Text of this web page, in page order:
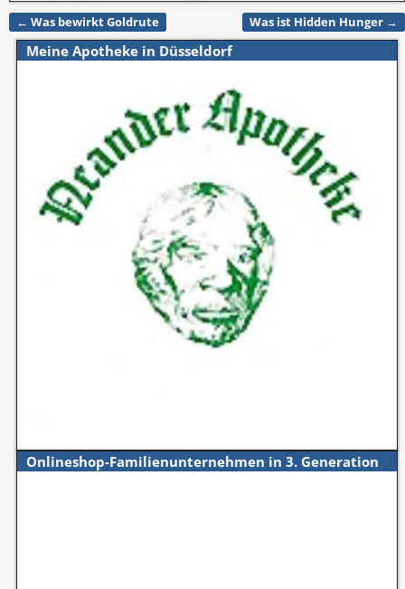
Artikelnavigation
← Was bewirkt Goldrute Was ist Hidden Hunger →
Meine Apotheke in Düsseldorf
Onlineshop-Familienunternehmen in 3. Generation